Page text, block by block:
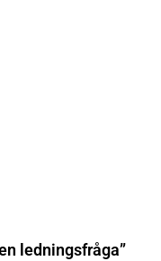
ledningsfråga”